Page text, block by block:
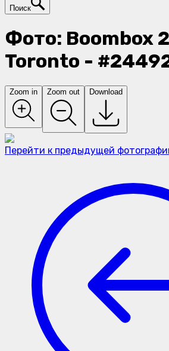
Поиск
Фото: Boombox
Toronto -
Zoom in Zoom out Download
Перейти к предыдущей